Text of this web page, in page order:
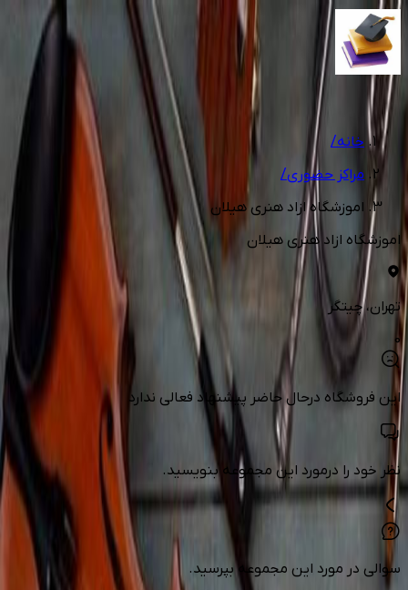
1/3
خانه/
مراکز حضوری/
اموزشگاه ازاد هنری هیلان
اموزشگاه ازاد هنری هیلان
تهران، چیتگر
0
این فروشگاه درحال حاضر پیشنهاد فعالی ندارد
نظر خود را درمورد این مجموعه بنویسید.
سوالی در مورد این مجموعه بپرسید.